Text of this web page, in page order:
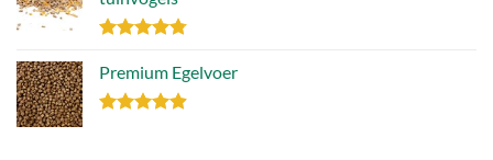
4.77uit 5
Premium Egelvoer